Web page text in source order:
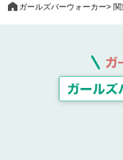
ガールズバーウォーカー